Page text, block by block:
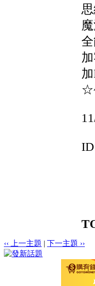
‹‹ 上一主題 | 下一主題 ››